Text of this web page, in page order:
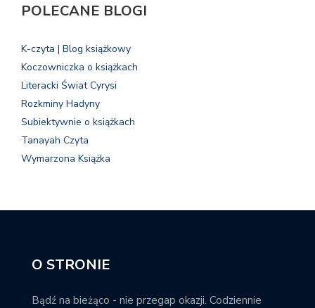
POLECANE BLOGI
K-czyta | Blog książkowy
Koczowniczka o książkach
Literacki Świat Cyrysi
Rozkminy Hadyny
Subiektywnie o książkach
Tanayah Czyta
Wymarzona Książka
O STRONIE
Bądź na bieżąco - nie przegap okazji. Codziennie